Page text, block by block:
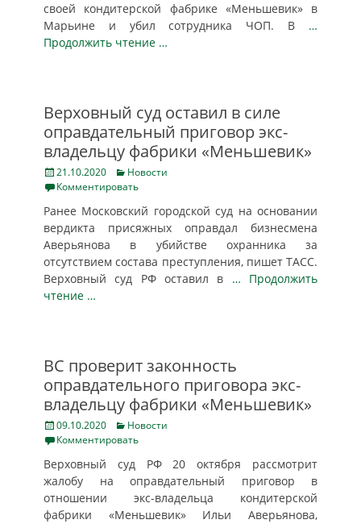
своей кондитерской фабрике «Меньшевик» в
Марьине и убил сотрудника ЧОП. В …
Продолжить чтение …
Верховный суд оставил в силе
оправдательный приговор экс-
владельцу фабрики «Меньшевик»
Posted
on
21.10.2020 Categories
Новости
Комментировать
Ранее Московский городской суд на основании
вердикта присяжных оправдал бизнесмена
Аверьянова в убийстве охранника за
отсутствием состава преступления, пишет ТАСС.
Верховный суд РФ оставил в … Продолжить
чтение …
ВС проверит законность
оправдательного приговора экс-
владельцу фабрики «Меньшевик»
Posted
on
09.10.2020 Categories
Новости
Комментировать
Верховный суд РФ 20 октября рассмотрит
жалобу на оправдательный приговор в
отношении экс-владельца кондитерской
фабрики «Меньшевик» Ильи Аверьянова,